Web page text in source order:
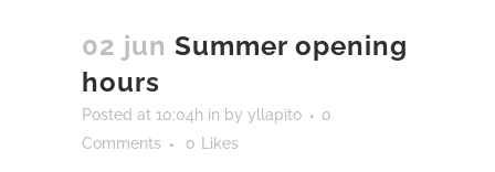
02 jun Summer opening
hours
Posted at 10:04h in by yllapito
0
Comments
0 Likes